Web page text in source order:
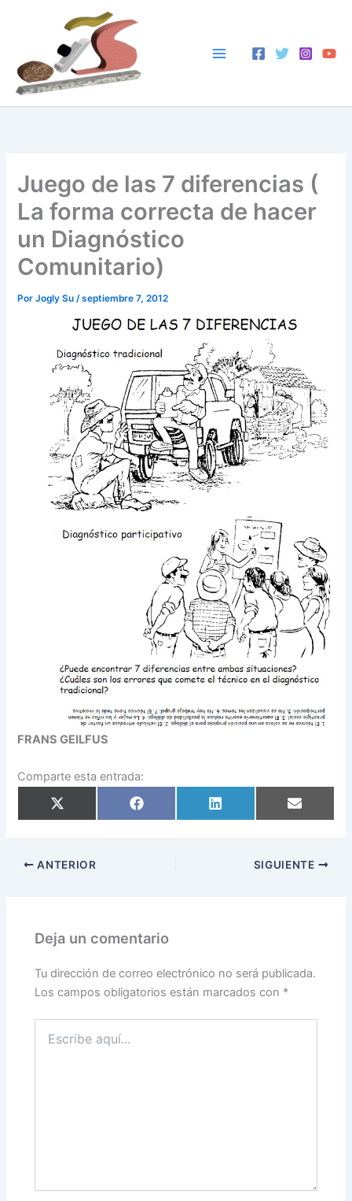
Juego de las 7 diferencias (
La forma correcta de hacer
un Diagnóstico
Comunitario)
PorJogly Su/septiembre 7, 2012
FRANS GEILFUS
Comparte esta entrada:
Compartir
en
Compartir
en
Compartir
en
Compartir
en
ANTERIOR SIGUIENTE
Deja un comentario
Tu dirección de correo electrónico no será publicada.
Los campos obligatorios están marcados con *
aquí...